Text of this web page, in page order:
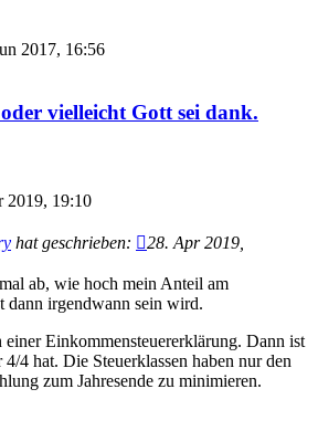
2017, 16:56
vielleicht Gott sei dank.
2019, 19:10
hat geschrieben:
28. Apr 2019,
ab, wie hoch mein Anteil am
dann irgendwann sein wird.
Einkommensteuererklärung. Dann ist
4 hat. Die Steuerklassen haben nur den
zum Jahresende zu minimieren.